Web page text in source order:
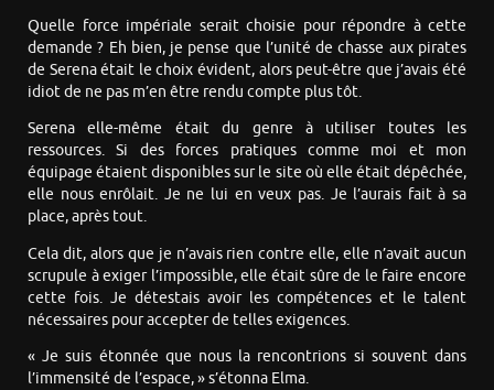
Quelle force impériale serait choisie pour répondre à cette
demande ? Eh bien, je pense que l’unité de chasse aux pirates
de Serena était le choix évident, alors peut-être que j’avais été
idiot de ne pas m’en être rendu compte plus tôt.
Serena elle-même était du genre à utiliser toutes les
ressources. Si des forces pratiques comme moi et mon
équipage étaient disponibles sur le site où elle était dépêchée,
elle nous enrôlait. Je ne lui en veux pas. Je l’aurais fait à sa
place, après tout.
Cela dit, alors que je n’avais rien contre elle, elle n’avait aucun
scrupule à exiger l’impossible, elle était sûre de le faire encore
cette fois. Je détestais avoir les compétences et le talent
nécessaires pour accepter de telles exigences.
« Je suis étonnée que nous la rencontrions si souvent dans
l’immensité de l’espace, » s’étonna Elma.